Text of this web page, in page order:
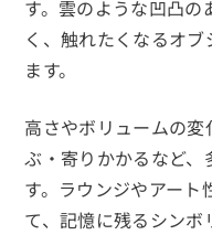
す。雲のような凹凸
く、触れたくなるオ
ます。
高さやボリュームの
ぶ・寄りかかるなど
す。ラウンジやアー
て、記憶に残るシン